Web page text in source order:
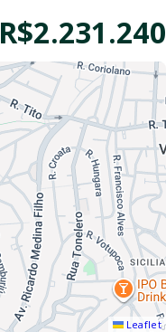
R$2.231.240
Leaflet